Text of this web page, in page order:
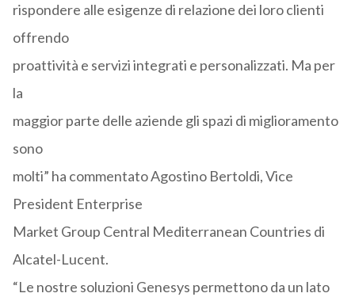
rispondere alle esigenze di relazione dei loro clienti
offrendo
proattività e servizi integrati e personalizzati. Ma per
la
maggior parte delle aziende gli spazi di miglioramento
sono
molti” ha commentato Agostino Bertoldi, Vice
President Enterprise
Market Group Central Mediterranean Countries di
Alcatel-Lucent.
“Le nostre soluzioni Genesys permettono da un lato